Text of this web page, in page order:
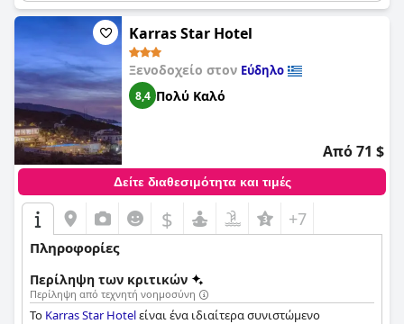
Karras Star Hotel
Ξενοδοχείο στον Εύδηλο
8,4 Πολύ Καλό
Από 71 $
Δείτε διαθεσιμότητα και τιμές
$ +7
Πληροφορίες
Περίληψη των κριτικών
Περίληψη από τεχνητή νοημοσύνη
Το Karras Star Hotelείναι ένα ιδιαίτερα συνιστώμενο